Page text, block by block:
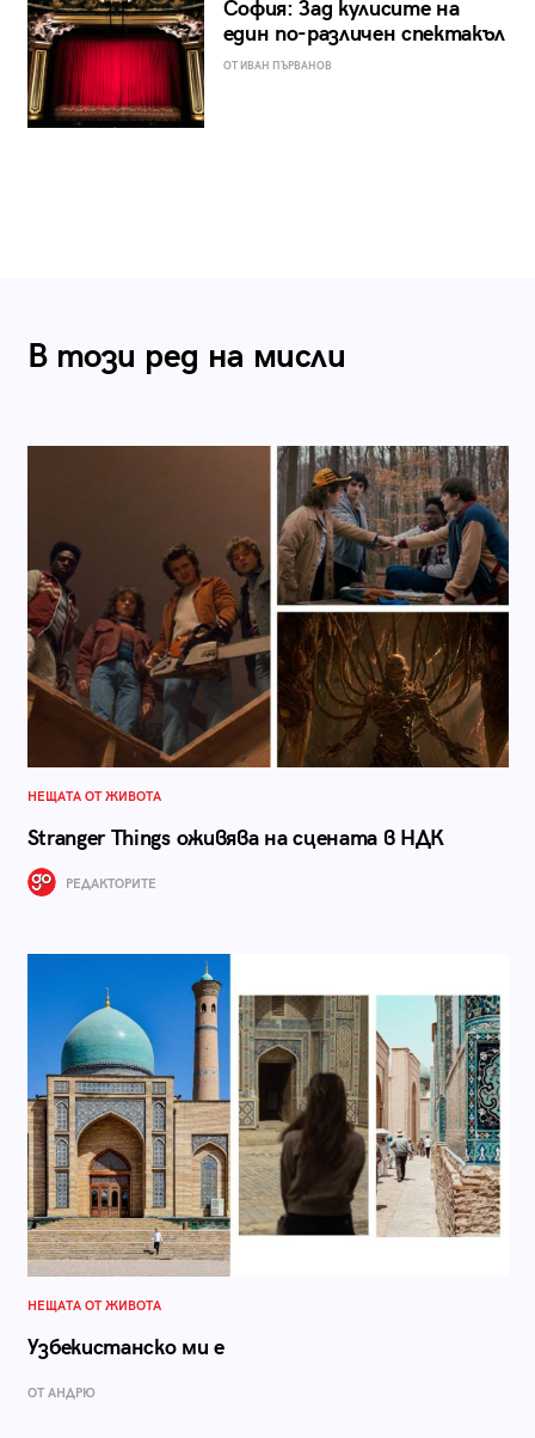
София: Зад кулисите на
един по-различен спектакъл
ОТ ИВАН ПЪРВАНОВ
В този ред на мисли
НЕЩАТА ОТ ЖИВОТА
Stranger Things оживява на сцената в НДК
РЕДАКТОРИТЕ
НЕЩАТА ОТ ЖИВОТА
Узбекистанско ми е
ОТ АНДРЮ